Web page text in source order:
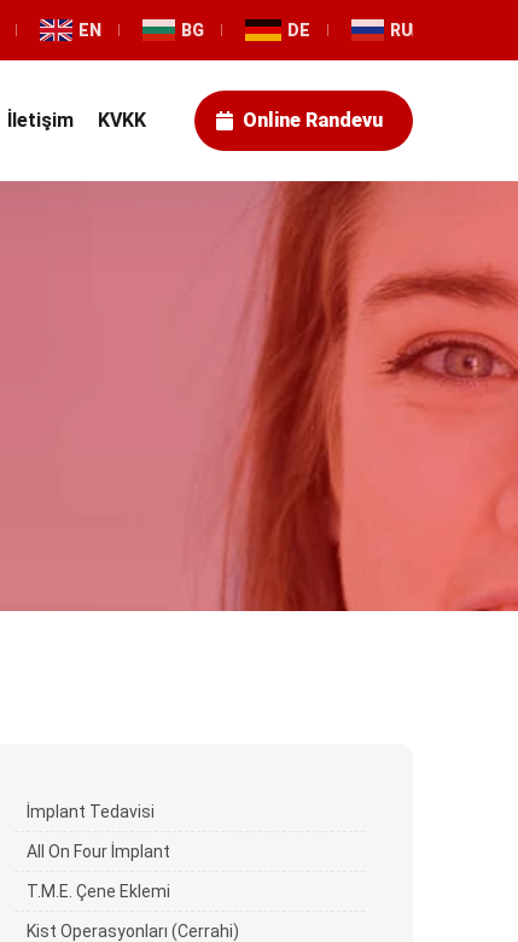
EN BG DE RU
İletişim KVKK Online Randevu
İmplant Tedavisi
All On Four İmplant
T.M.E. Çene Eklemi
Kist Operasyonları (Cerrahi)